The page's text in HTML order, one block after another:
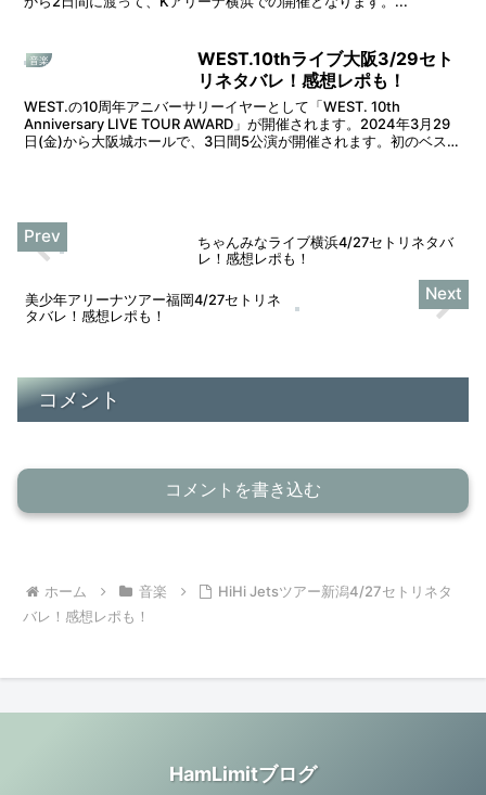
音楽
WEST.10thライブ大阪3/29セト
リネタバレ！感想レポも！
WEST.の10周年アニバーサリーイヤーとして「WEST. 10th
Anniversary LIVE TOUR AWARD」が開催されます。2024年3月29
日(金)から大阪城ホールで、3日間5公演が開催されます。初のベスト
ちゃんみなライブ横浜4/27セトリネタバ
レ！感想レポも！
美少年アリーナツアー福岡4/27セトリネ
タバレ！感想レポも！
コメント
コメントを書き込む
ホーム 音楽
HiHi Jetsツアー新潟4/27セトリネタ
バレ！感想レポも！
HamLimitブログ